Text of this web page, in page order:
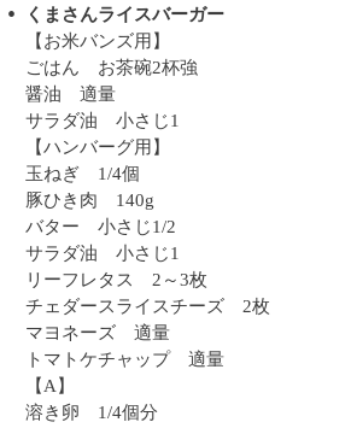
くまさんライスバーガー
【お米バンズ用】
ごはん お茶碗2杯強
醤油 適量
サラダ油 小さじ1
【ハンバーグ用】
玉ねぎ 1/4個
豚ひき肉 140g
バター 小さじ1/2
サラダ油 小さじ1
リーフレタス 2～3枚
チェダースライスチーズ 2枚
マヨネーズ 適量
トマトケチャップ 適量
【A】
溶き卵 1/4個分